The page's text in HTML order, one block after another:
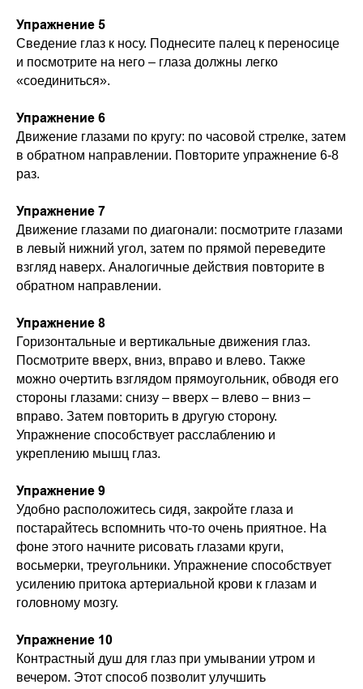
Упражнение 5
Сведение глаз к носу. Поднесите палец к переносице
и посмотрите на него – глаза должны легко
«соединиться».
Упражнение 6
Движение глазами по кругу: по часовой стрелке, затем
в обратном направлении. Повторите упражнение 6-8
раз.
Упражнение 7
Движение глазами по диагонали: посмотрите глазами
в левый нижний угол, затем по прямой переведите
взгляд наверх. Аналогичные действия повторите в
обратном направлении.
Упражнение 8
Горизонтальные и вертикальные движения глаз.
Посмотрите вверх, вниз, вправо и влево. Также
можно очертить взглядом прямоугольник, обводя его
стороны глазами: снизу – вверх – влево – вниз –
вправо. Затем повторить в другую сторону.
Упражнение способствует расслаблению и
укреплению мышц глаз.
Упражнение 9
Удобно расположитесь сидя, закройте глаза и
постарайтесь вспомнить что-то очень приятное. На
фоне этого начните рисовать глазами круги,
восьмерки, треугольники. Упражнение способствует
усилению притока артериальной крови к глазам и
головному мозгу.
Упражнение 10
Контрастный душ для глаз при умывании утром и
вечером. Этот способ позволит улучшить